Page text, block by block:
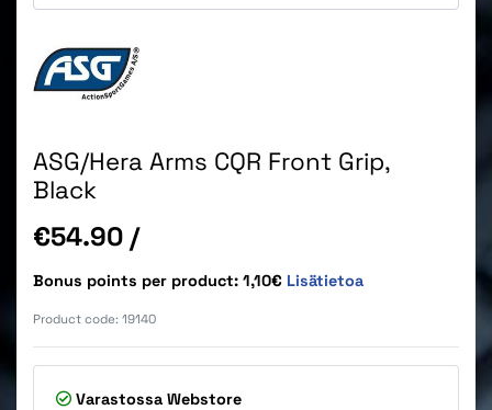
ASG/Hera Arms CQR Front Grip,
Black
Price
€54.90 /
Bonus points per product: 1,10€ Lisätietoa
Product code: 19140
Varastossa Webstore